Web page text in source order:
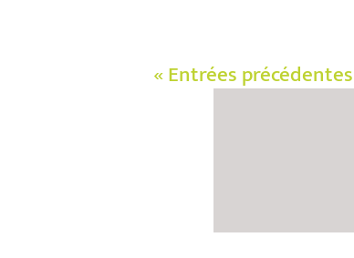
« Entrées précédentes